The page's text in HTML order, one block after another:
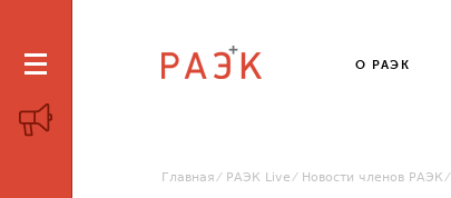
О РАЭК
Главная РАЭК Live Новости членов РАЭК